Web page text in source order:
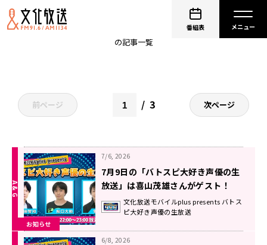
番組表
の記事一覧
前ページ 3 次ページ
お知らせ
7/6, 2026
7月9日の「バトスピ大好き声優の生
放送」は喜山茂雄さんがゲスト！
文化放送モバイルplus presents バトス
ピ大好き声優の生放送
6/8, 2026